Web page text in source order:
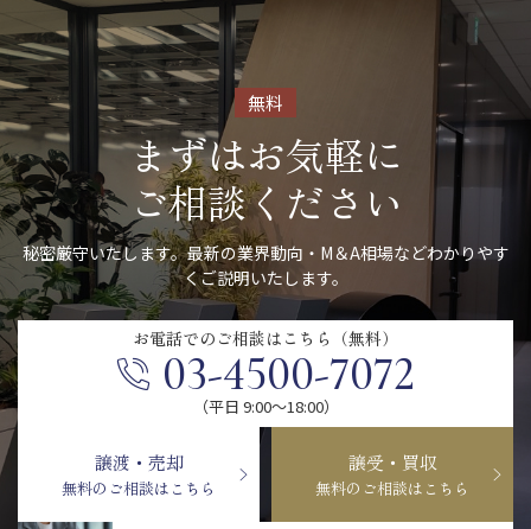
無料
まずはお気軽に
ご相談ください
秘密厳守いたします。最新の業界動向・M＆A相場などわかりやす
くご説明いたします。
お電話での ご相談はこちら（無料）
03-4500-7072
（平日 9:00〜18:00）
譲渡・売却
無料のご相談はこちら
譲受・買収
無料のご相談はこちら